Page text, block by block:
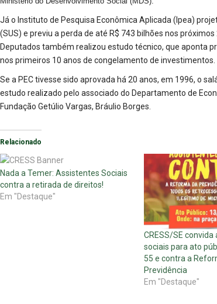
Já o Instituto de Pesquisa Econômica Aplicada (Ipea)
(SUS) e previu a perda de até R$ 743 bilhões nos
Deputados também realizou estudo técnico, que aponta
nos primeiros 10 anos de congelamento de investimentos.
Se a PEC tivesse sido aprovada há 20 anos, em 1996, o
estudo realizado pelo associado do Departamento de
Fundação Getúlio Vargas, Bráulio Borges.
Relacionado
Nada a Temer: Assistentes Sociais
contra a retirada de direitos!
Em "Destaque"
CRESS/SE
sociais para ato
55 e contra a
Previdência
Em "Destaque"